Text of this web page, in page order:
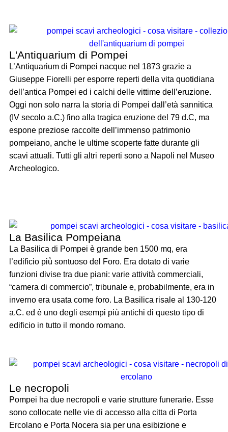
L'Antiquarium di Pompei
L’Antiquarium di Pompei nacque nel 1873 grazie a
Giuseppe Fiorelli per esporre reperti della vita quotidiana
dell’antica Pompei ed i calchi delle vittime dell’eruzione.
Oggi non solo narra la storia di Pompei dall’età sannitica
(IV secolo a.C.) fino alla tragica eruzione del 79 d.C, ma
espone preziose raccolte dell’immenso patrimonio
pompeiano, anche le ultime scoperte fatte durante gli
scavi attuali. Tutti gli altri reperti sono a Napoli nel Museo
Archeologico.
La Basilica Pompeiana
La Basilica di Pompei è grande ben 1500 mq, era
l’edificio più̀ sontuoso del Foro. Era dotato di varie
funzioni divise tra due piani: varie attività commerciali,
“camera di commercio”, tribunale e, probabilmente, era in
inverno era usata come foro. La Basilica risale al 130-120
a.C. ed è uno degli esempi più antichi di questo tipo di
edificio in tutto il mondo romano.
Le necropoli
Pompei ha due necropoli e varie strutture funerarie. Esse
sono collocate nelle vie di accesso alla citta di Porta
Ercolano e Porta Nocera sia per una esibizione e